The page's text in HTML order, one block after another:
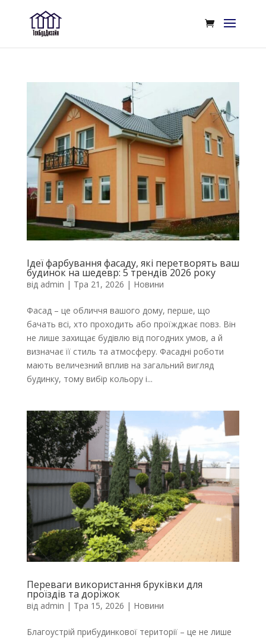
Ідеї фарбування фасаду, які перетворять ваш
будинок на шедевр: 5 трендів 2026 року
від admin | Тра 21, 2026 | Новини
Фасад – це обличчя вашого дому, перше, що
бачать всі, хто проходить або проїжджає повз. Він
не лише захищає будівлю від погодних умов, а й
визначає її стиль та атмосферу. Фасадні роботи
мають величезний вплив на загальний вигляд
будинку, тому вибір кольору і...
Переваги використання бруківки для
проїздів та доріжок
від admin | Тра 15, 2026 | Новини
Благоустрій прибудинкової території – це не лише